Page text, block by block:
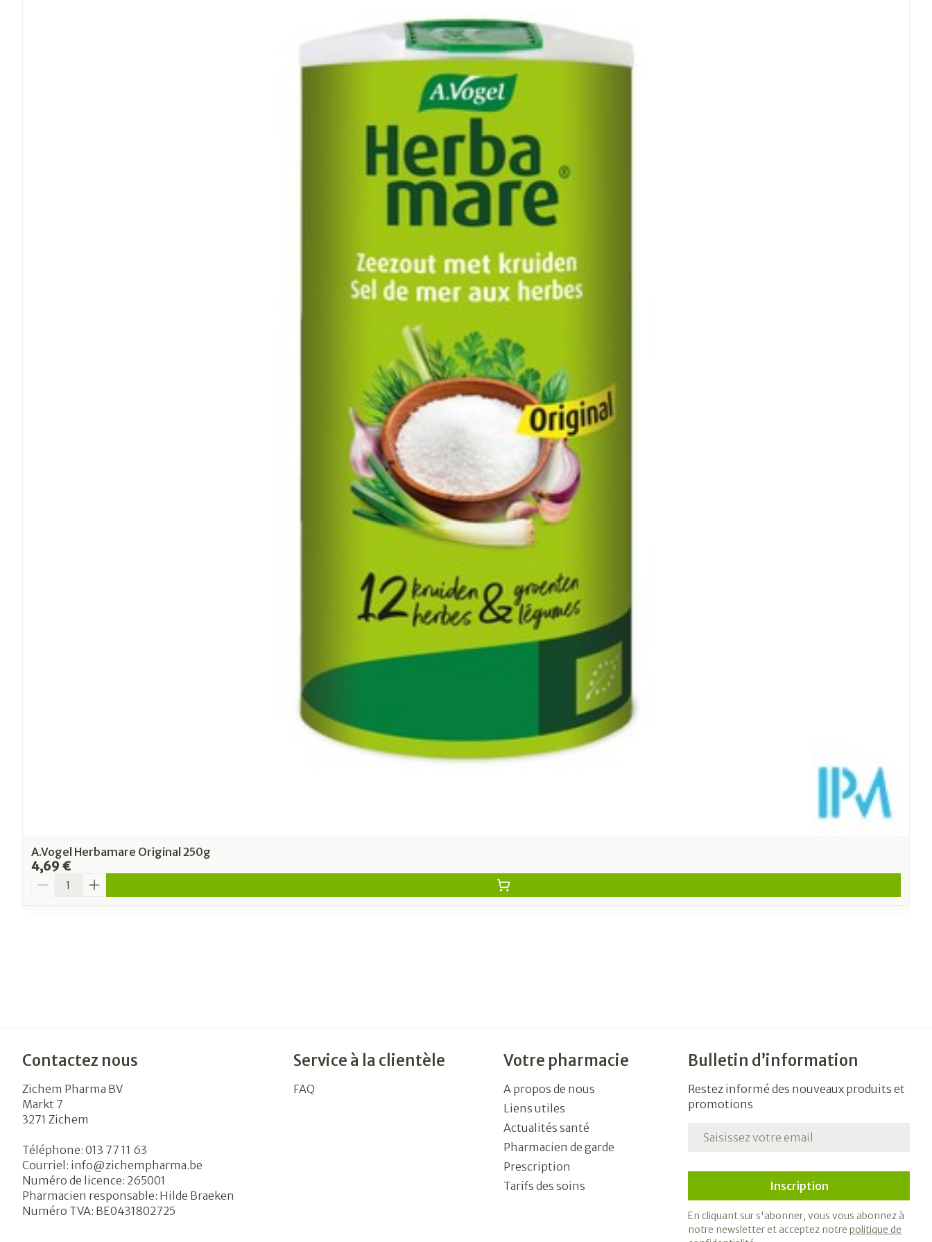
Sel
Profondeur 63 mm
Quantité Du
250
Restrictions
Alimentaires
Sans conservateurs, Sans gluten, Sans lactose, Végétarien
Préservation Température ambiante (15°C - 25°C)
A.Vogel Herbamare Original 250g
4,69 €
Quantité
Contactez nous
Zichem Pharma BV
Markt 7
3271 Zichem
Téléphone: 013 77 11 63
Courriel: info@zichempharma.be
Numéro de licence: 265001
Pharmacien responsable: Hilde Braeken
Numéro TVA: BE0431802725
Service à la clientèle
FAQ
Votre pharmacie
A propos de nous
Liens utiles
Actualités santé
Pharmacien de garde
Prescription
Tarifs des soins
Bulletin d’information
Restez informé des nouveaux produits et
promotions
Adresse mail
Inscription
En cliquant sur s'abonner, vous vous abonnez à
notre newsletter et acceptez notrepolitique de